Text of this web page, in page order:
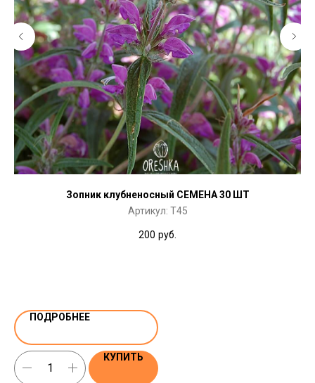
Зопник клубненосный СЕМЕНА 30 ШТ
Артикул: T45
200 руб.
ПОДРОБНЕЕ
КУПИТЬ